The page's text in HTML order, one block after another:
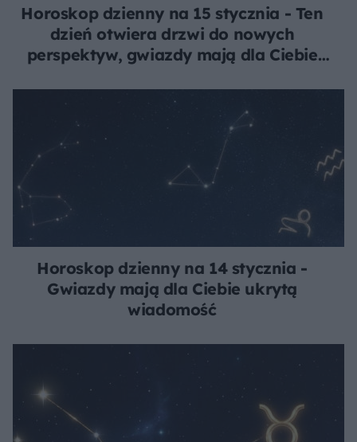
Horoskop dzienny na 15 stycznia - Ten
dzień otwiera drzwi do nowych
perspektyw, gwiazdy mają dla Ciebie
Horoskop dzienny na 14 stycznia -
Gwiazdy mają dla Ciebie ukrytą
wiadomość